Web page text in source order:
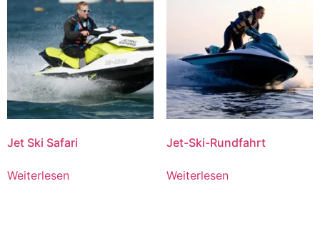
Jet Ski Safari
Weiterlesen
Jet-Ski-Rundfahrt
Weiterlesen